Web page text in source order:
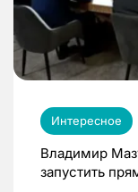
Интересное
Владимир
запустить